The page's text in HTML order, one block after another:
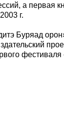
а первая
г.
Буряад